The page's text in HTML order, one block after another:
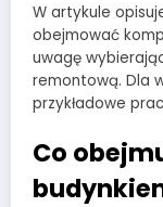
W artykule
obejmować
uwagę
remontową. Dla
przykładowe
Co